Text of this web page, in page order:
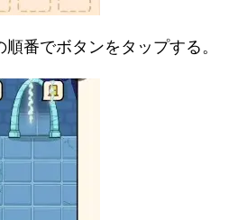
番でボタンをタップする。